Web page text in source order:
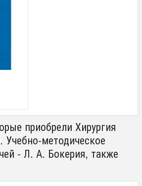
приобрели Хирургия
Учебно-методическое
- Л. А. Бокерия, также